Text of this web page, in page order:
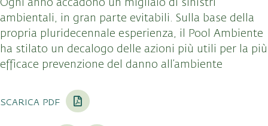
Ogni anno accadono un migliaio di sinistri
ambientali, in gran parte evitabili. Sulla base della
propria pluridecennale esperienza, il Pool Ambiente
ha stilato un decalogo delle azioni più utili per la più
efficace prevenzione del danno all’ambiente
scarica pdf